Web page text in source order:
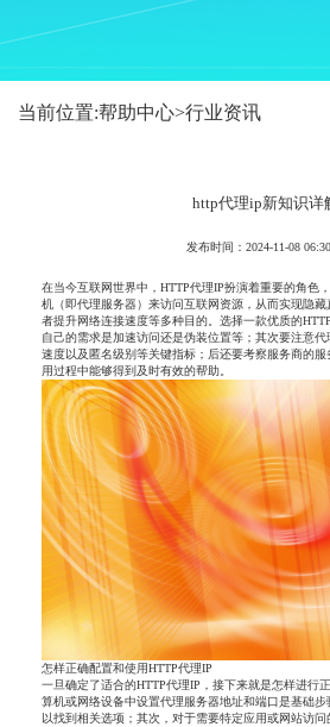
当前位置:帮助中心>行业资讯
http代理ip新知识详
发布时间：2024-11-08
在当今互联网世界中，HTTP代理IP扮演着重要的角色
机（即代理服务器）来访问互联网资源，从而实现隐
者提升网络连接速度等多种目的。选择一款优质的
自己的需求是加速访问还是伪装位置等；其次要注意
速度以及匿名级别等关键指标；后还要考察服务商的
用过程中能够得到及时有效的帮助。
怎样正确配置和使用HTTP代理IP
一旦确定了适合的HTTP代理IP，接下来就是怎样进行
算机或网络设备中设置代理服务器地址和端口是基础
以找到相关选项；其次，对于需要特定应用或网站访